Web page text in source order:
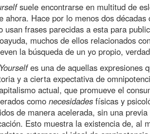
suele encontrarse en multitud de
ahora. Hace por lo menos dos
usan frases parecidas a esta para
muchos de ellos relacionados
la búsqueda de un yo propio,
es una de aquellas expresiones
y a cierta expectativa de
actual, que promueve el
como necesidades físicas y
de manera acelerada, sin una
Esto muestra la existencia de, al